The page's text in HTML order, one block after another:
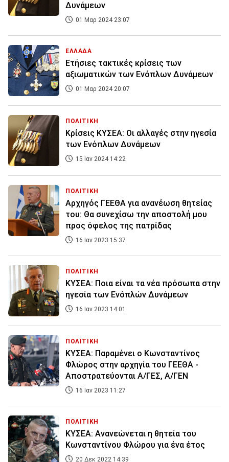
Δυνάμεων
01 Μαρ 2024 23:07
ΕΛΛΑΔΑ
Ετήσιες τακτικές κρίσεις των
αξιωματικών των Ενόπλων Δυνάμεων
01 Μαρ 2024 20:07
ΠΟΛΙΤΙΚΗ
Κρίσεις ΚΥΣΕΑ: Οι αλλαγές στην ηγεσία
των Ενόπλων Δυνάμεων
15 Ιαν 2024 14:22
ΠΟΛΙΤΙΚΗ
Αρχηγός ΓΕΕΘΑ για ανανέωση θητείας
του: Θα συνεχίσω την αποστολή μου
προς όφελος της πατρίδας
16 Ιαν 2023 15:37
ΠΟΛΙΤΙΚΗ
ΚΥΣΕΑ: Ποια είναι τα νέα πρόσωπα στην
ηγεσία των Ενόπλών Δυνάμεων
16 Ιαν 2023 14:01
ΠΟΛΙΤΙΚΗ
ΚΥΣΕΑ: Παραμένει ο Κωνσταντίνος
Φλώρος στην αρχηγία του ΓΕΕΘΑ -
Αποστρατεύονται Α/ΓΕΣ, Α/ΓΕΝ
16 Ιαν 2023 11:27
ΠΟΛΙΤΙΚΗ
ΚΥΣΕΑ: Ανανεώνεται η θητεία του
Κωνσταντίνου Φλώρου για ένα έτος
20 Δεκ 2022 14:39